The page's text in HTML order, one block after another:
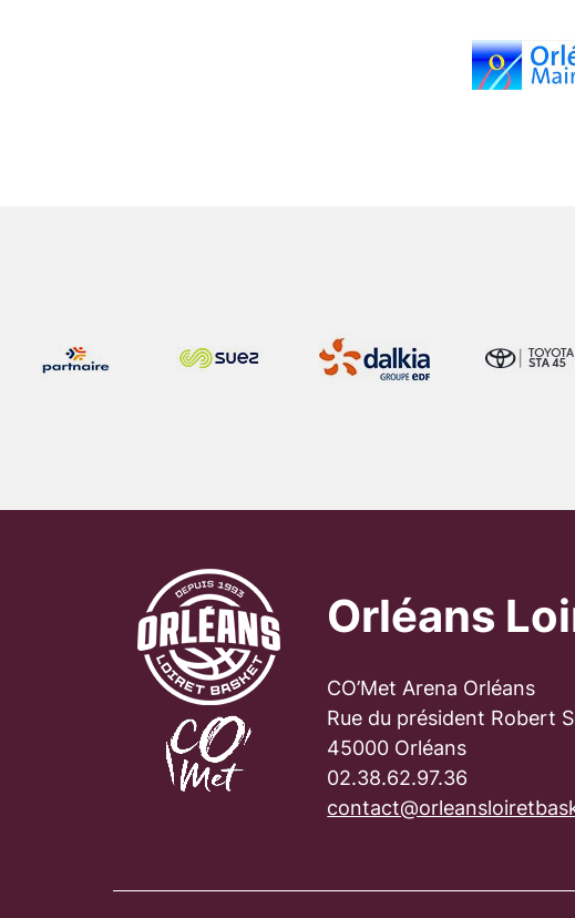
Orléans
CO’Met Arena Orléans
Rue du président Robert
45000 Orléans
02.38.62.97.36